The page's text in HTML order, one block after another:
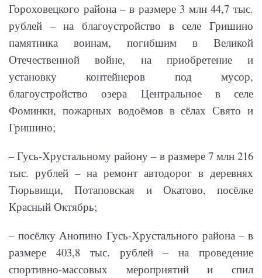
Гороховецкого района – в размере 3 млн 44,7 тыс.
рублей – на благоустройство в селе Гришино
памятника воинам, погибшим в Великой
Отечественной войне, на приобретение и
установку контейнеров под мусор,
благоустройство озера Центральное в селе
Фоминки, пожарных водоёмов в сёлах Свято и
Гришино;
– Гусь-Хрустальному району – в размере 7 млн 216
тыс. рублей – на ремонт автодорог в деревнях
Тюрьвищи, Потаповская и Окатово, посёлке
Красный Октябрь;
– посёлку Анопино Гусь-Хрустального района – в
размере 403,8 тыс. рублей – на проведение
спортивно-массовых мероприятий и спил